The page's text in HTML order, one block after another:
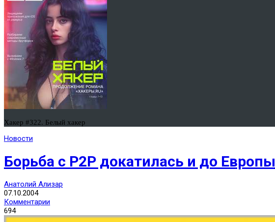
Хакер #322. Белый хакер
Новости
Борьба с Р2Р докатилась и до Европы
Анатолий Ализар
07.10.2004
Комментарии
694